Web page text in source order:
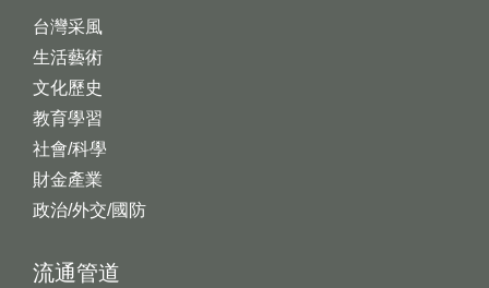
台灣采風
生活藝術
文化歷史
教育學習
社會/科學
財金產業
政治/外交/國防
流通管道